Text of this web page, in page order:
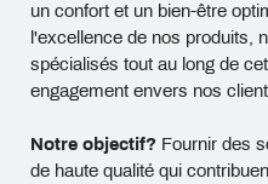
un confort et un bien-être
l'excellence de nos produits,
spécialisés tout au long de
engagement envers nos
Notre objectif? Fournir des
de haute qualité qui